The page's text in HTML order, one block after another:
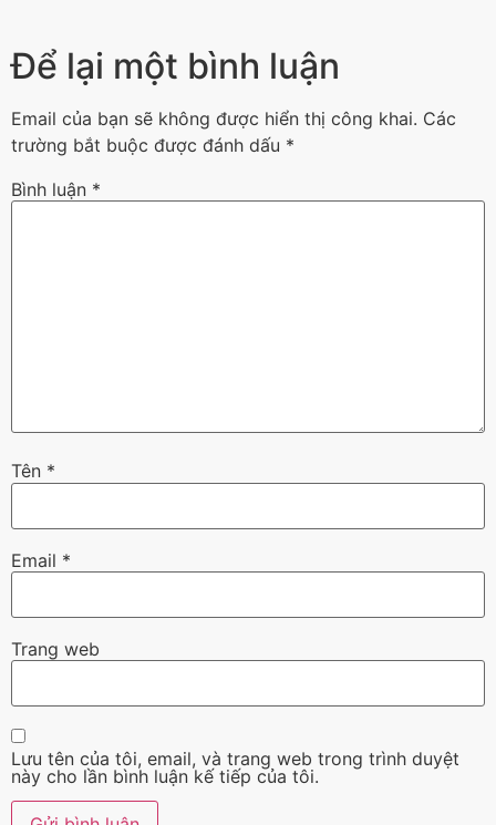
Để lại một bình luận
Email của bạn sẽ không được hiển thị công khai. Các
trường bắt buộc được đánh dấu *
Bình luận *
Tên *
Email *
Trang web
Lưu tên của tôi, email, và trang web trong trình duyệt
này cho lần bình luận kế tiếp của tôi.